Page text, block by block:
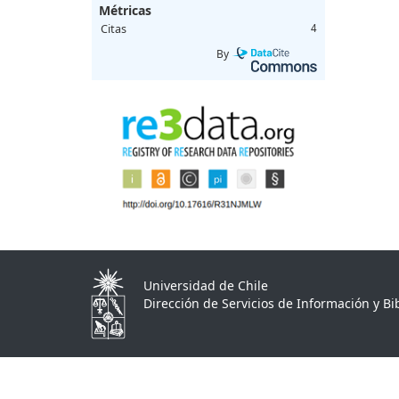
Métricas
Citas 4
By
Universidad de Chile
Dirección de Servicios de Información y